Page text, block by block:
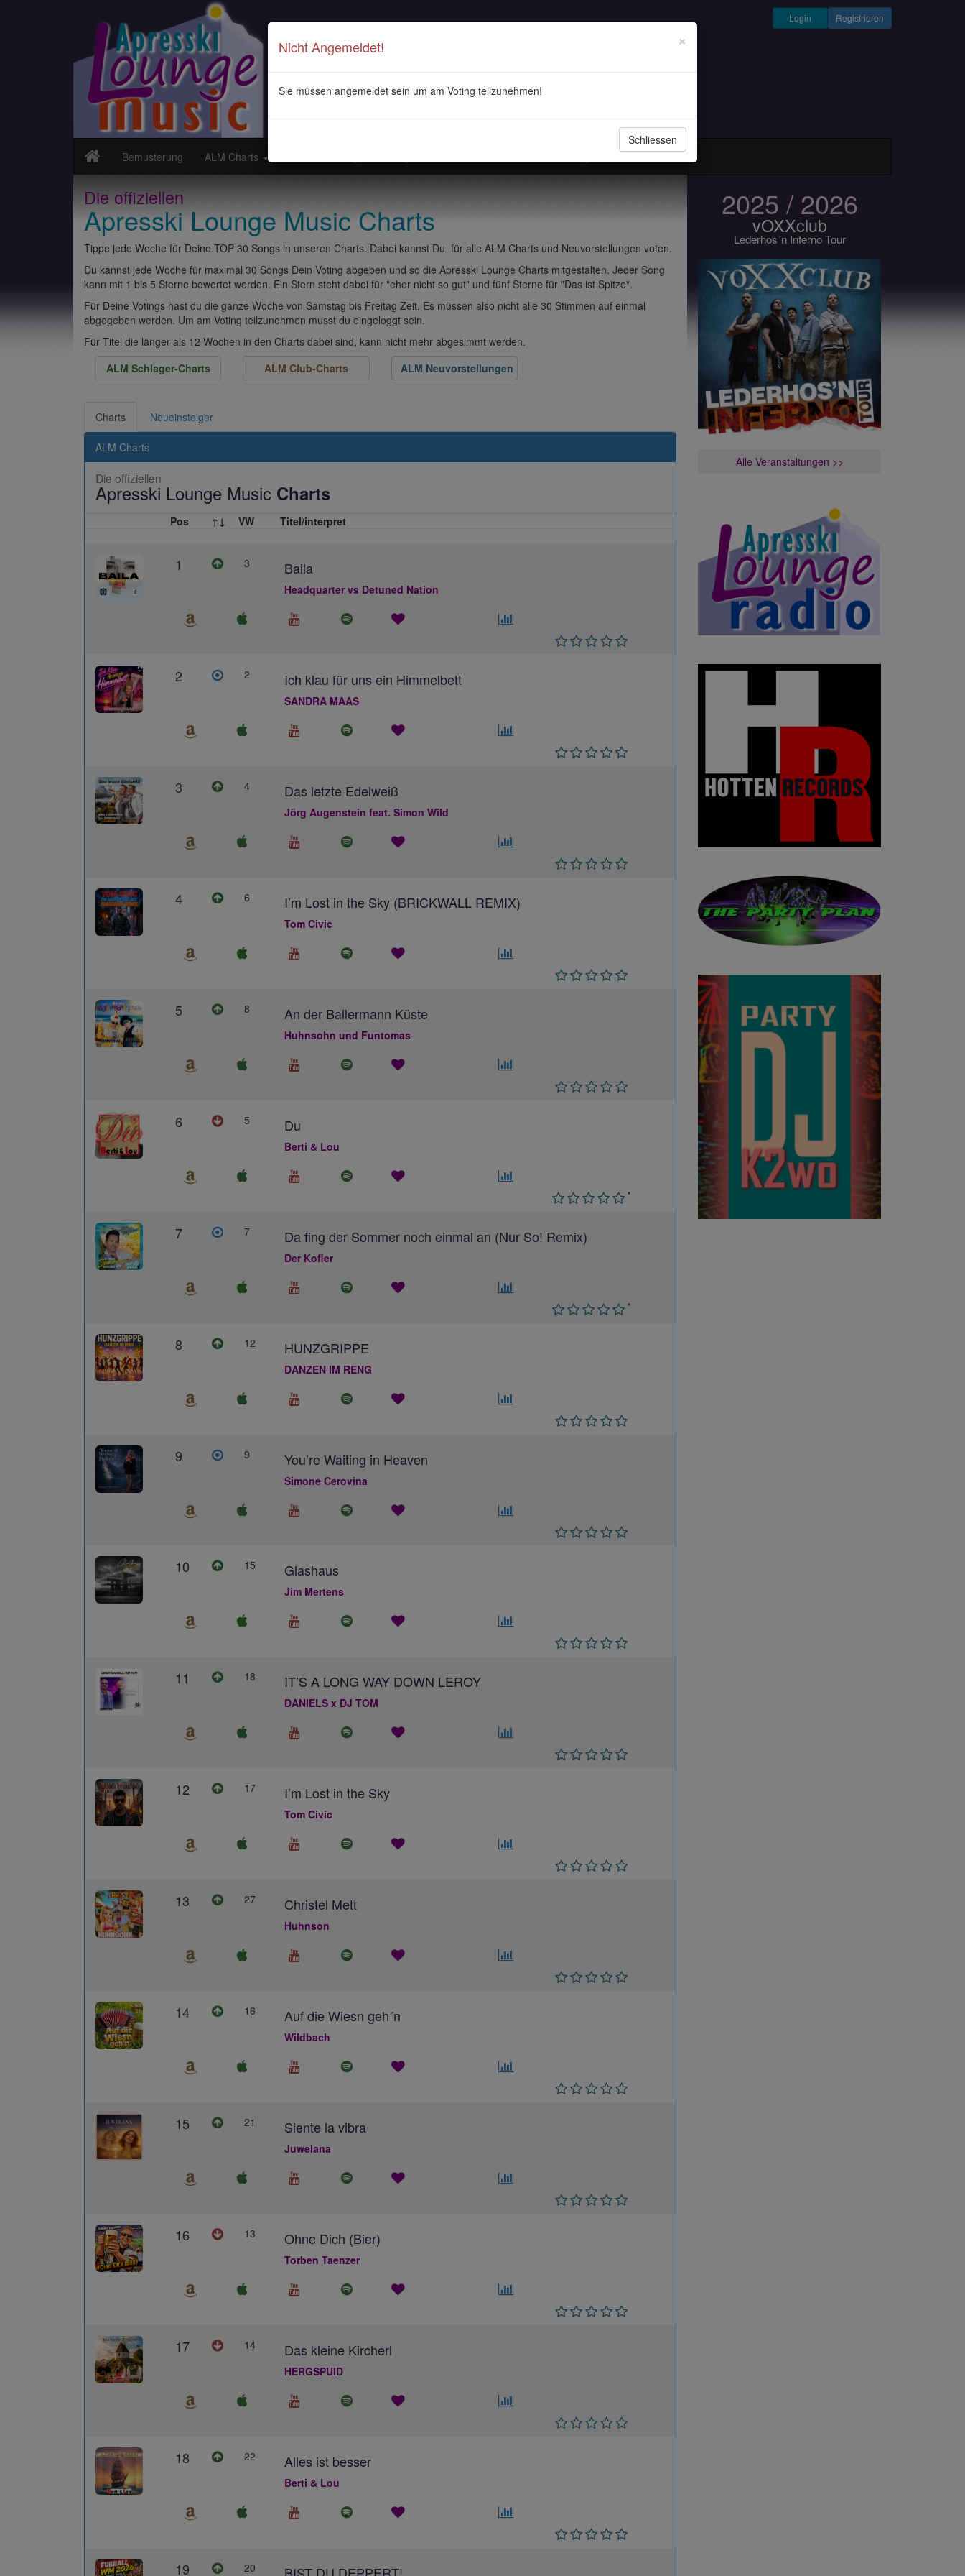
Registrieren
Login
Bemusterung ALM Charts
Die offiziellen
Apresski Lounge Music Charts
Tippe jede Woche für Deine TOP 30 Songs in unseren Charts. Dabei kannst Du für alle ALM Charts und Neuvorstellungen voten.
Du kannst jede Woche für maximal 30 Songs Dein Voting abgeben und so die Apresski Lounge Charts mitgestalten. Jeder Song
kann mit 1 bis 5 Sterne bewertet werden. Ein Stern steht dabei für "eher nicht so gut" und fünf Sterne für "Das ist Spitze".
Für Deine Votings hast du die ganze Woche von Samstag bis Freitag Zeit. Es müssen also nicht alle 30 Stimmen auf einmal
abgegeben werden. Um am Voting teilzunehmen musst du eingeloggt sein.
Für Titel die länger als 12 Wochen in den Charts dabei sind, kann nicht mehr abgesimmt werden.
ALM Schlager-Charts
ALM Club-Charts ALM Neuvorstellungen
×
Nicht Angemeldet!
Sie müssen angemeldet sein um am Voting teilzunehmen!
Schliessen
Charts Neueinsteiger
ALM Charts
Die offiziellen
Apresski Lounge Music Charts
Pos ↑↓ VW Titel/interpret
1 3 Baila
Headquarter vs Detuned Nation
2 2 Ich klau für uns ein Himmelbett
SANDRA MAAS
3 4 Das letzte Edelweiß
Jörg Augenstein feat. Simon Wild
4 6 I’m Lost in the Sky (BRICKWALL REMIX)
Tom Civic
5 8 An der Ballermann Küste
Huhnsohn und Funtomas
6 5 Du
Berti & Lou
*
7 7 Da fing der Sommer noch einmal an (Nur So! Remix)
Der Kofler
*
8 12 HUNZGRIPPE
DANZEN IM RENG
9 9 You’re Waiting in Heaven
Simone Cerovina
10 15 Glashaus
Jim Mertens
11 18 IT’S A LONG WAY DOWN LEROY
DANIELS x DJ TOM
12 17 I’m Lost in the Sky
Tom Civic
13 27 Christel Mett
Huhnson
14 16 Auf die Wiesn geh´n
Wildbach
15 21 Siente la vibra
Juwelana
16 13 Ohne Dich (Bier)
Torben Taenzer
17 14 Das kleine Kircherl
HERGSPUID
18 22 Alles ist besser
Berti & Lou
19 20 BIST DU DEPPERT!
2025 / 2026
vOXXclub
Lederhos´n Inferno Tour
Alle Veranstaltungen >>